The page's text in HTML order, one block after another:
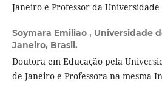
Janeiro e Professor da Universidade
Soymara Emiliao , Universidade
Janeiro, Brasil.
Doutora em Educação pela
de Janeiro e Professora na mesma